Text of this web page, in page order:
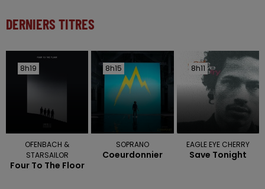
DERNIERS TITRES
8h19
8h19
OFENBACH &
STARSAILOR
Four To The Floor
8h15
8h15
SOPRANO
Coeurdonnier
8h11
8h11
EAGLE EYE CHERRY
Save Tonight